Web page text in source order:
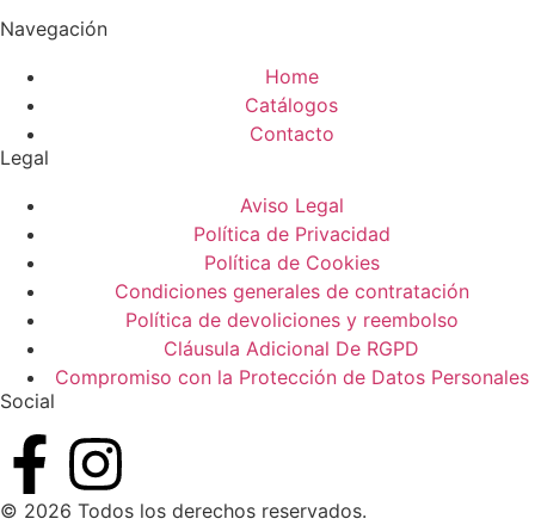
Navegación
Home
Catálogos
Contacto
Legal
Aviso Legal
Política de Privacidad
Política de Cookies
Condiciones generales de contratación
Política de devoliciones y reembolso
Cláusula Adicional De RGPD
Compromiso con la Protección de Datos Personales
Social
© 2026 Todos los derechos reservados.